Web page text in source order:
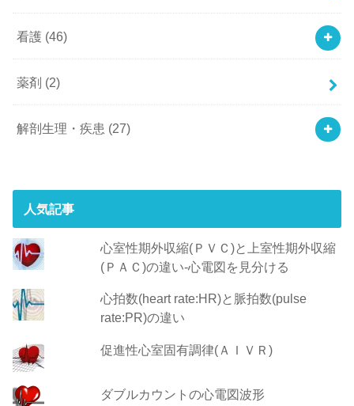
看護 (46)
薬剤 (2)
解剖生理・疾患 (27)
人気記事
心室性期外収縮(ＰＶＣ)と上室性期外収縮
(ＰＡＣ)の違い-心電図を見分ける
心拍数(heart rate:HR)と脈拍数(pulse
rate:PR)の違い
促進性心室固有調律(ＡＩＶＲ)
ダブルカウントの心電図波形